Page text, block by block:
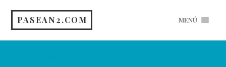
PASEAN2.COM MENÚ